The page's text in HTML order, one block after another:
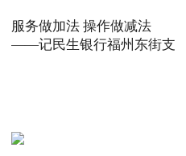
服务做加法 操作做减法
——记民生银行福州东街支